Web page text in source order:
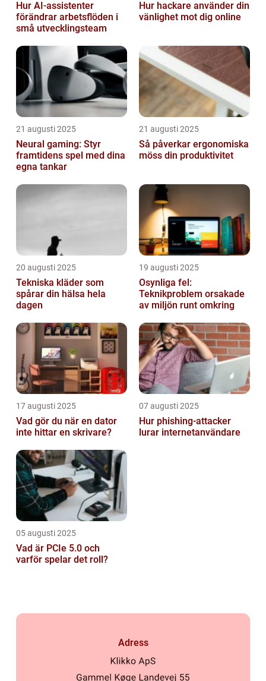
Hur AI-assistenter
förändrar arbetsflöden i
små utvecklingsteam
Hur hackare använder din
vänlighet mot dig online
21 augusti 2025
Neural gaming: Styr
framtidens spel med dina
egna tankar
21 augusti 2025
Så påverkar ergonomiska
möss din produktivitet
20 augusti 2025
Tekniska kläder som
spårar din hälsa hela
dagen
19 augusti 2025
Osynliga fel:
Teknikproblem orsakade
av miljön runt omkring
17 augusti 2025
Vad gör du när en dator
inte hittar en skrivare?
07 augusti 2025
Hur phishing-attacker
lurar internetanvändare
05 augusti 2025
Vad är PCIe 5.0 och
varför spelar det roll?
Adress